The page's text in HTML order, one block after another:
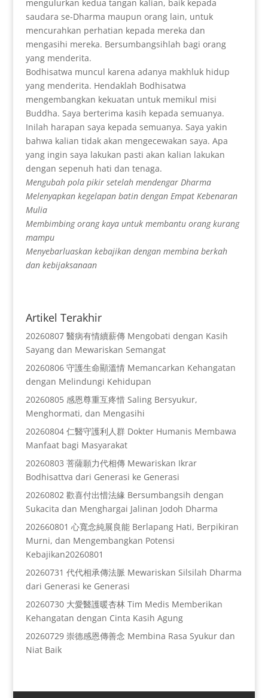
mengulurkan kedua tangan kalian, baik kepada
saudara se-Dharma maupun orang lain, untuk
mencurahkan perhatian kepada mereka dan
mengasihi mereka. Bersumbangsihlah bagi orang
yang menderita.
Bodhisatwa muncul karena adanya makhluk hidup
yang menderita. Hendaklah Bodhisatwa
mengembangkan kekuatan untuk memikul misi
Buddha. Saya berterima kasih kepada semuanya.
Inilah harapan saya kepada semuanya. Saya yakin
bahwa kalian tidak akan mengecewakan saya. Apa
yang ingin saya lakukan pasti akan kalian lakukan
dengan sepenuh hati dan tenaga.
Mengubah pola pikir setelah mendengar Dharma
Melenyapkan kegelapan batin dengan Empat Kebenaran
Mulia
Membimbing orang kaya untuk membantu orang kurang
mampu
Menyebarluaskan kebajikan dengan membina berkah
dan kebijaksanaan
Artikel Terakhir
20260807 醫病有情續薪傳 Mengobati dengan Kasih
Sayang dan Mewariskan Semangat
20260806 守護生命顯溫情 Memancarkan Kehangatan
dengan Melindungi Kehidupan
20260805 感恩尊重互疼惜 Saling Bersyukur,
Menghormati, dan Mengasihi
20260804 仁醫守護利人群 Dokter Humanis Membawa
Manfaat bagi Masyarakat
20260803 菩薩願力代相傳 Mewariskan Ikrar
Bodhisattva dari Generasi ke Generasi
20260802 歡喜付出惜法緣 Bersumbangsih dengan
Sukacita dan Menghargai Jalinan Jodoh Dharma
202660801 心寬念純展良能 Berlapang Hati, Berpikiran
Murni, dan Mengembangkan Potensi
Kebajikan20260801
20260731 代代相承傳法脈 Mewariskan Silsilah Dharma
dari Generasi ke Generasi
20260730 大愛醫護暖杏林 Tim Medis Memberikan
Kehangatan dengan Cinta Kasih Agung
20260729 崇德感恩傳善念 Membina Rasa Syukur dan
Niat Baik